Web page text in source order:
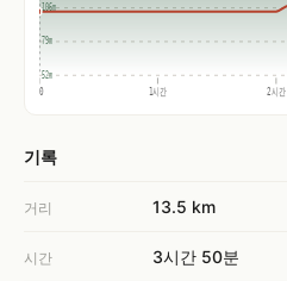
0 1시간 2시간
106m
79m
52m
기록
거리 13.5 km
시간 3시간 50분